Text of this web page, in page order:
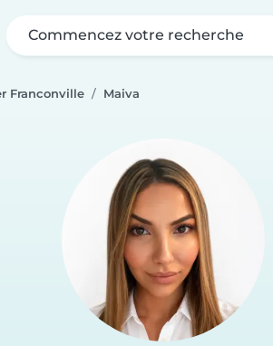
Commencez votre recherche
Franconville Maiva